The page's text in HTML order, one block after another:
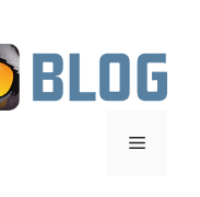
Menü